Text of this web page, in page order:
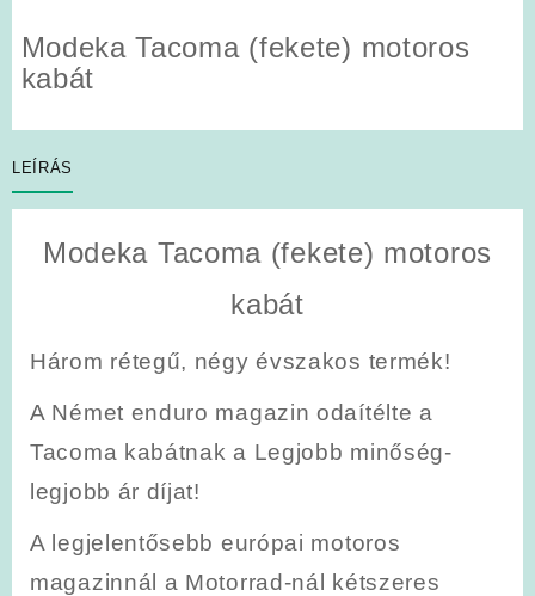
Modeka Tacoma (fekete) motoros
kabát
LEÍRÁS
Modeka Tacoma (fekete) motoros
kabát
Három rétegű, négy évszakos termék!
A Német enduro magazin odaítélte a
Tacoma kabátnak a Legjobb minőség-
legjobb ár díjat!
A legjelentősebb európai motoros
magazinnál a Motorrad-nál kétszeres